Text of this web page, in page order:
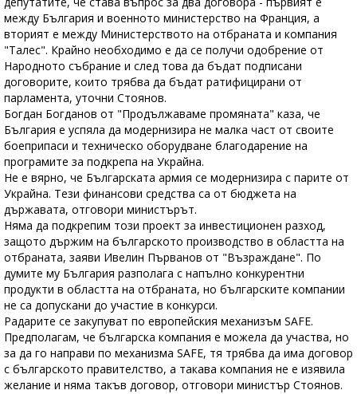
между България и военното министерство на Франция, а
вторият е между Министерството на отбраната и компания
"Талес". Крайно необходимо е да се получи одобрение от
Народното събрание и след това да бъдат подписани
договорите, които трябва да бъдат ратифицирани от
парламента, уточни Стоянов.
Богдан Богданов от "Продължаваме промяната" каза, че
България е успяла да модернизира не малка част от своите
боеприпаси и техническо оборудване благодарение на
програмите за подкрепа на Украйна.
Не е вярно, че Българската армия се модернизира с парите от
Украйна. Тези финансови средства са от бюджета на
държавата, отговори министърът.
Няма да подкрепим този проект за инвестиционен разход,
защото държим на българското производство в областта на
отбраната, заяви Ивелин Първанов от "Възраждане". По
думите му България разполага с напълно конкурентни
продукти в областта на отбраната, но българските компании
не са допускани до участие в конкурси.
Радарите се закупуват по европейския механизъм SAFE.
Предполагам, че българска компания е можела да участва, но
за да го направи по механизма SAFE, тя трябва да има договор
с българското правителство, а такава компания не е изявила
желание и няма такъв договор, отговори министър Стоянов.